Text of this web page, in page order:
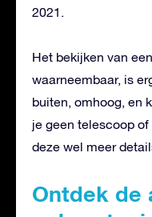
2021.
Het bekijken van
waarneembaar, is
buiten, omhoog, en
je geen telescoop
deze wel meer
Ontdek de